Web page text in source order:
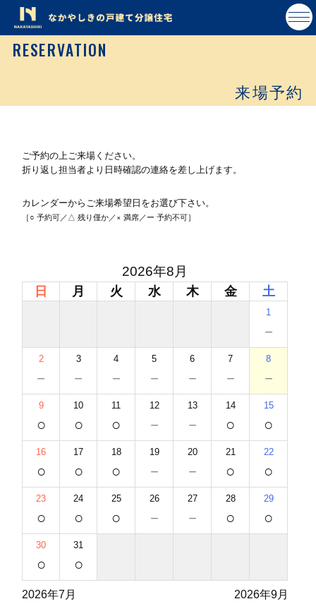
RESERVATION
来場予約
ご予約の上ご来場ください。
折り返し担当者より日時確認の連絡を差し上げます。
カレンダーからご来場希望日をお選び下さい。
［○ 予約可／△ 残り僅か／× 満席／ー 予約不可］
2026年8月
日 月 火 水 木 金 土
1
－
2
－
3
－
4
－
5
－
6
－
7
－
8
－
9
○
10
○
11
○
12
－
13
－
14
○
15
○
16
○
17
○
18
○
19
－
20
－
21
○
22
○
23
○
24
○
25
○
26
－
27
－
28
○
29
○
30
○
31
○
2026年7月 2026年9月